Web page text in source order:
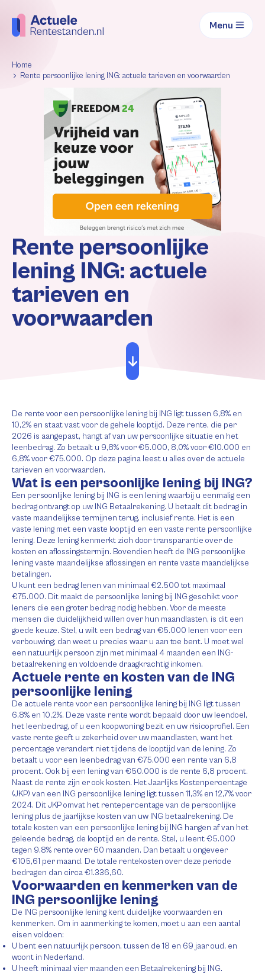
Menu
Home
Rente persoonlijke lening ING: actuele tarieven en voorwaarden
Rente persoonlijke
lening ING: actuele
tarieven en
voorwaarden
De rente voor een persoonlijke lening bij ING ligt tussen 6,8% en
10,2% en staat vast voor de gehele looptijd. Deze rente, die per
2026 is aangepast, hangt af van uw persoonlijke situatie en het
leenbedrag. Zo betaalt u 9,8% voor €5.000, 8,0% voor €10.000 en
6,8% voor €75.000. Op deze pagina leest u alles over de actuele
tarieven en voorwaarden.
Wat is een persoonlijke lening bij ING?
Een persoonlijke lening bij ING is een lening waarbij u eenmalig een
bedrag ontvangt op uw ING Betaalrekening. U betaalt dit bedrag in
vaste maandelijkse termijnen terug, inclusief rente. Het is een
vaste lening met een vaste looptijd en een vaste rente persoonlijke
lening. Deze lening kenmerkt zich door transparantie over de
kosten en aflossingstermijn. Bovendien heeft de ING persoonlijke
lening vaste maandelijkse aflossingen en rente vaste maandelijkse
betalingen.
U kunt een bedrag lenen van minimaal €2.500 tot maximaal
€75.000. Dit maakt de persoonlijke lening bij ING geschikt voor
leners die een groter bedrag nodig hebben. Voor de meeste
mensen die duidelijkheid willen over hun maandlasten, is dit een
goede keuze. Stel, u wilt een bedrag van €5.000 lenen voor een
verbouwing; dan weet u precies waar u aan toe bent. U moet wel
een natuurlijk persoon zijn met minimaal 4 maanden een ING-
betaalrekening en voldoende draagkrachtig inkomen.
Actuele rente en kosten van de ING
persoonlijke lening
De actuele rente voor een persoonlijke lening bij ING ligt tussen
6,8% en 10,2%. Deze vaste rente wordt bepaald door uw leendoel,
het leenbedrag, of u een koopwoning bezit en uw risicoprofiel. Een
vaste rente geeft u zekerheid over uw maandlasten, want het
percentage verandert niet tijdens de looptijd van de lening. Zo
betaalt u voor een leenbedrag van €75.000 een rente van 6,8
procent. Ook bij een lening van €50.000 is de rente 6,8 procent.
Naast de rente zijn er ook kosten. Het Jaarlijks Kostenpercentage
(JKP) van een ING persoonlijke lening ligt tussen 11,3% en 12,7% voor
2024. Dit JKP omvat het rentepercentage van de persoonlijke
lening plus de jaarlijkse kosten van uw ING betaalrekening. De
totale kosten van een persoonlijke lening bij ING hangen af van het
geleende bedrag, de looptijd en de rente. Stel, u leent €5.000
tegen 9,8% rente over 60 maanden. Dan betaalt u ongeveer
€105,61 per maand. De totale rentekosten over deze periode
bedragen dan circa €1.336,60.
Voorwaarden en kenmerken van de
ING persoonlijke lening
De ING persoonlijke lening kent duidelijke voorwaarden en
kenmerken. Om in aanmerking te komen, moet u aan een aantal
eisen voldoen:
U bent een natuurlijk persoon, tussen de 18 en 69 jaar oud, en
woont in Nederland.
U heeft minimaal vier maanden een Betaalrekening bij ING.